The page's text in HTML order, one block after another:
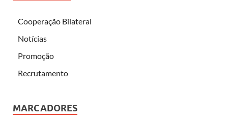
Cooperação Bilateral
Notícias
Promoção
Recrutamento
MARCADORES